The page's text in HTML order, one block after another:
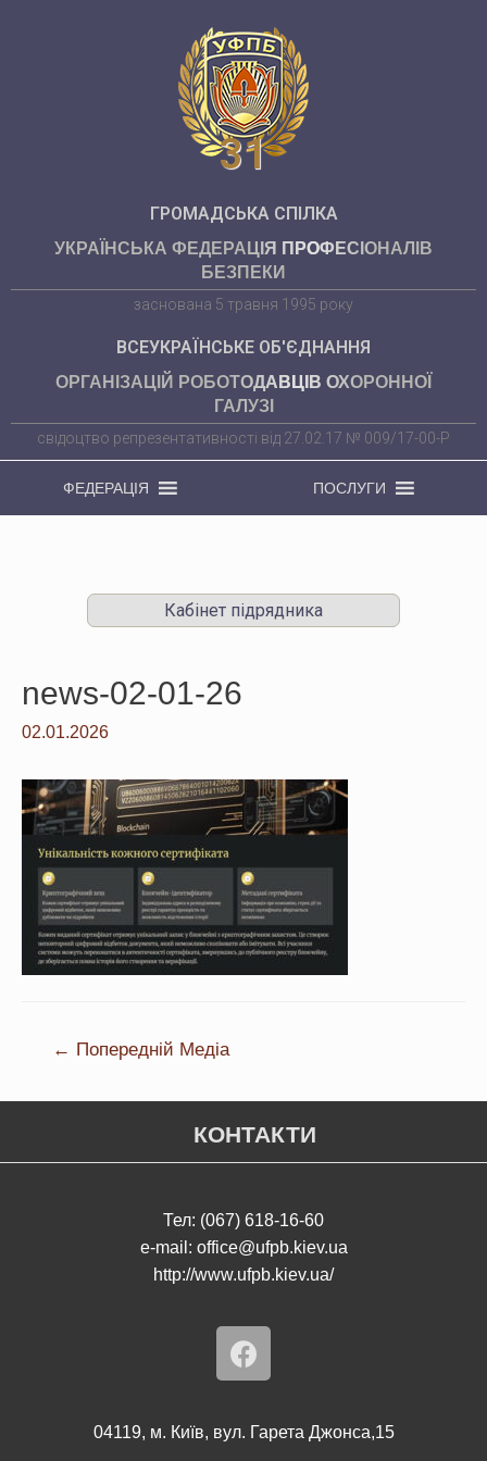
31
ГРОМАДСЬКА СПІЛКА
УКРАЇНСЬКА ФЕДЕРАЦІЯ ПРОФЕСІОНАЛІВ
БЕЗПЕКИ
заснована 5 травня 1995 року
ВСЕУКРАЇНСЬКЕ ОБ'ЄДНАННЯ
ОРГАНІЗАЦІЙ РОБОТОДАВЦІВ ОХОРОННОЇ
ГАЛУЗІ
свідоцтво репрезентативності від 27.02.17 № 009/17-00-Р
ФЕДЕРАЦІЯ ПОСЛУГИ
Кабінет підрядника
news-02-01-26
02.01.2026
← Попередній Медіа
КОНТАКТИ
Тел: (067) 618-16-60
e-mail: office@ufpb.kiev.ua
http://www.ufpb.kiev.ua/
04119, м. Київ, вул. Гарета Джонса,15